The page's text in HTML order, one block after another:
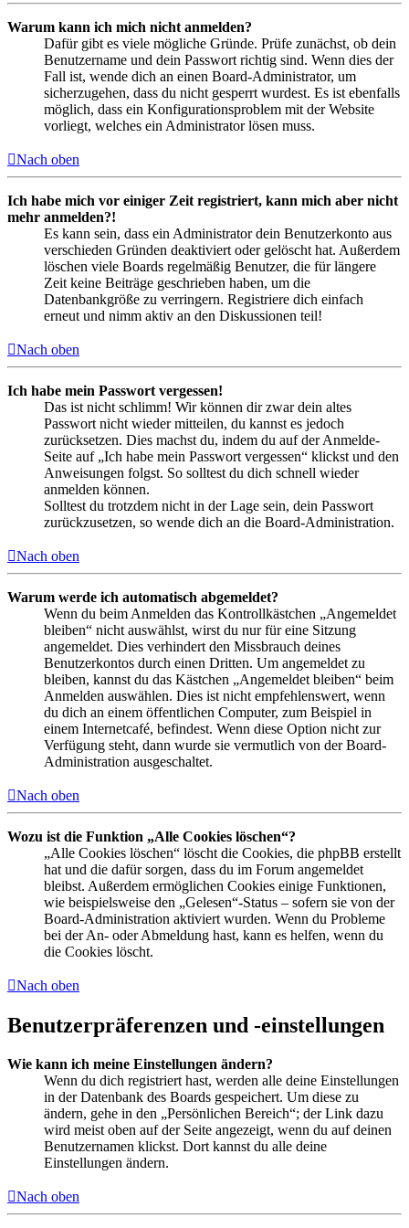
Warum kann ich mich nicht anmelden?
Dafür gibt es viele mögliche Gründe. Prüfe zunächst, ob dein
Benutzername und dein Passwort richtig sind. Wenn dies der
Fall ist, wende dich an einen Board-Administrator, um
sicherzugehen, dass du nicht gesperrt wurdest. Es ist ebenfalls
möglich, dass ein Konfigurationsproblem mit der Website
vorliegt, welches ein Administrator lösen muss.
Nach oben
Ich habe mich vor einiger Zeit registriert, kann mich aber nicht
mehr anmelden?!
Es kann sein, dass ein Administrator dein Benutzerkonto aus
verschieden Gründen deaktiviert oder gelöscht hat. Außerdem
löschen viele Boards regelmäßig Benutzer, die für längere
Zeit keine Beiträge geschrieben haben, um die
Datenbankgröße zu verringern. Registriere dich einfach
erneut und nimm aktiv an den Diskussionen teil!
Nach oben
Ich habe mein Passwort vergessen!
Das ist nicht schlimm! Wir können dir zwar dein altes
Passwort nicht wieder mitteilen, du kannst es jedoch
zurücksetzen. Dies machst du, indem du auf der Anmelde-
Seite auf „Ich habe mein Passwort vergessen“ klickst und den
Anweisungen folgst. So solltest du dich schnell wieder
anmelden können.
Solltest du trotzdem nicht in der Lage sein, dein Passwort
zurückzusetzen, so wende dich an die Board-Administration.
Nach oben
Warum werde ich automatisch abgemeldet?
Wenn du beim Anmelden das Kontrollkästchen „Angemeldet
bleiben“ nicht auswählst, wirst du nur für eine Sitzung
angemeldet. Dies verhindert den Missbrauch deines
Benutzerkontos durch einen Dritten. Um angemeldet zu
bleiben, kannst du das Kästchen „Angemeldet bleiben“ beim
Anmelden auswählen. Dies ist nicht empfehlenswert, wenn
du dich an einem öffentlichen Computer, zum Beispiel in
einem Internetcafé, befindest. Wenn diese Option nicht zur
Verfügung steht, dann wurde sie vermutlich von der Board-
Administration ausgeschaltet.
Nach oben
Wozu ist die Funktion „Alle Cookies löschen“?
„Alle Cookies löschen“ löscht die Cookies, die phpBB erstellt
hat und die dafür sorgen, dass du im Forum angemeldet
bleibst. Außerdem ermöglichen Cookies einige Funktionen,
wie beispielsweise den „Gelesen“-Status – sofern sie von der
Board-Administration aktiviert wurden. Wenn du Probleme
bei der An- oder Abmeldung hast, kann es helfen, wenn du
die Cookies löscht.
Nach oben
Benutzerpräferenzen und -einstellungen
Wie kann ich meine Einstellungen ändern?
Wenn du dich registriert hast, werden alle deine Einstellungen
in der Datenbank des Boards gespeichert. Um diese zu
ändern, gehe in den „Persönlichen Bereich“; der Link dazu
wird meist oben auf der Seite angezeigt, wenn du auf deinen
Benutzernamen klickst. Dort kannst du alle deine
Einstellungen ändern.
Nach oben